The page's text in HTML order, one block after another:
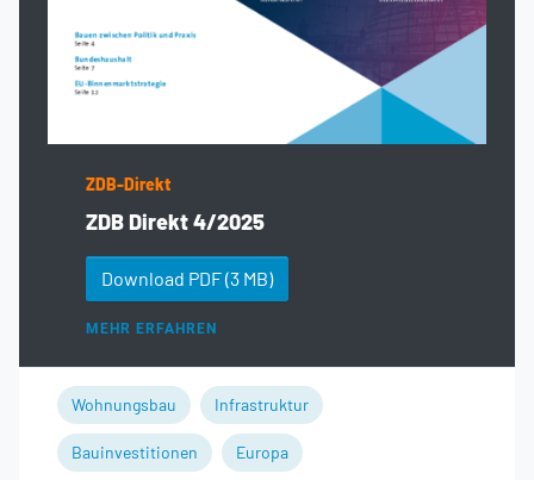
ZDB-Direkt
ZDB Direkt 4/2025
Download PDF(3 MB)
MEHR ERFAHREN
Wohnungsbau Infrastruktur
Bauinvestitionen Europa